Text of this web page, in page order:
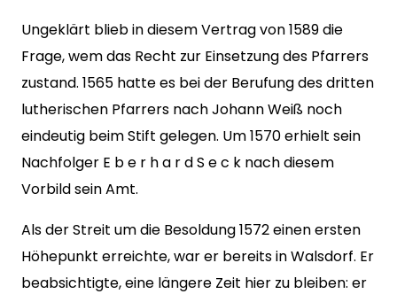
Ungeklärt blieb in diesem Vertrag von 1589 die
Frage, wem das Recht zur Einsetzung des Pfarrers
zustand. 1565 hatte es bei der Berufung des dritten
lutherischen Pfarrers nach Johann Weiß noch
eindeutig beim Stift gelegen. Um 1570 erhielt sein
Nachfolger E b e r h a r d S e c k nach diesem
Vorbild sein Amt.
Als der Streit um die Besoldung 1572 einen ersten
Höhepunkt erreichte, war er bereits in Walsdorf. Er
beabsichtigte, eine längere Zeit hier zu bleiben: er